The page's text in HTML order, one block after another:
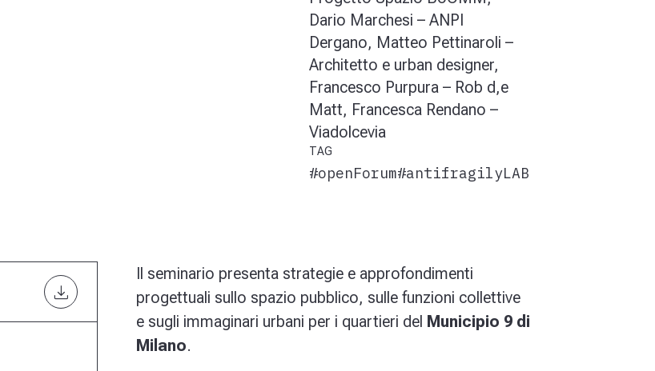
Dario Marchesi – ANPI
Dergano, Matteo Pettinaroli –
Architetto e urban designer,
Francesco Purpura – Rob d,e
Matt, Francesca Rendano –
Viadolcevia
TAG
#openForum#antifragilyLAB
download
Il seminario presenta strategie e approfondimenti
progettuali sullo spazio pubblico, sulle funzioni collettive
e sugli immaginari urbani per i quartieri del Municipio 9 di
Milano.